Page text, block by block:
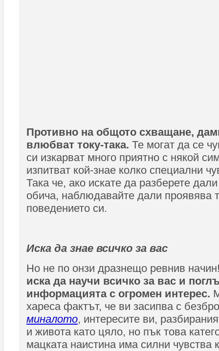
Противно на общото схващане,
влюбват току-така. Те могат да се
си изкарват много приятно с някой
изпитват кой-знае колко специални
Така че, ако искате да разберете
обича, наблюдавайте дали проявява
поведението си.
Иска да знае всичко за вас
Но не по онзи дразнещо ревнив
иска да научи всичко за вас и
информацията с огромен интерес.
хареса фактът, че ви засипва с
миналото, интересите ви,
и живота като цяло, но пък това
мацката наистина има силни чувства